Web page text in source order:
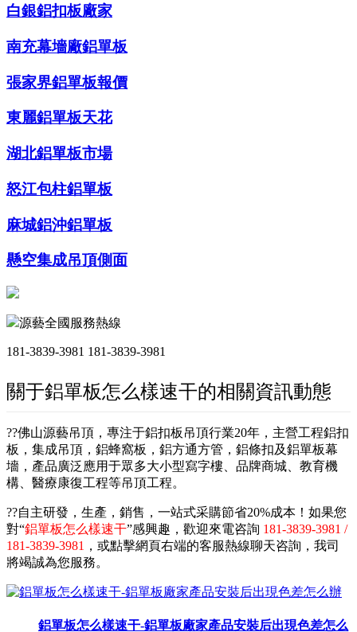
白銀鋁扣板廠家
南充幕墻廠鋁單板
張家界鋁單板報價
東麗鋁單板天花
湖北鋁單板市場
怒江包柱鋁單板
麻城鋁沖鋁單板
懸空集成吊頂側面
源藝全國服務熱線
181-3839-3981 181-3839-3981
關于鋁單板怎么樣速干的相關資訊動態
??佛山源藝吊頂，專注于鋁扣板吊頂行業20年，主營工程鋁扣
板，集成吊頂，鋁蜂窩板，鋁方通方管，鋁條扣及鋁單板幕
墻，產品廣泛應用于眾多大小型寫字樓、品牌商城、教育機
構、醫療康復工程等吊頂工程。
??自主研發，生產，銷售，一站式采購節省20%成本！如果您
對“鋁單板怎么樣速干”感興趣，歡迎來電咨詢 181-3839-3981 /
181-3839-3981 ，或點擊網頁右端的客服熱線聊天咨詢，我司
將竭誠為您服務。
鋁單板怎么樣速干-鋁單板廠家產品安裝后出現色差怎么